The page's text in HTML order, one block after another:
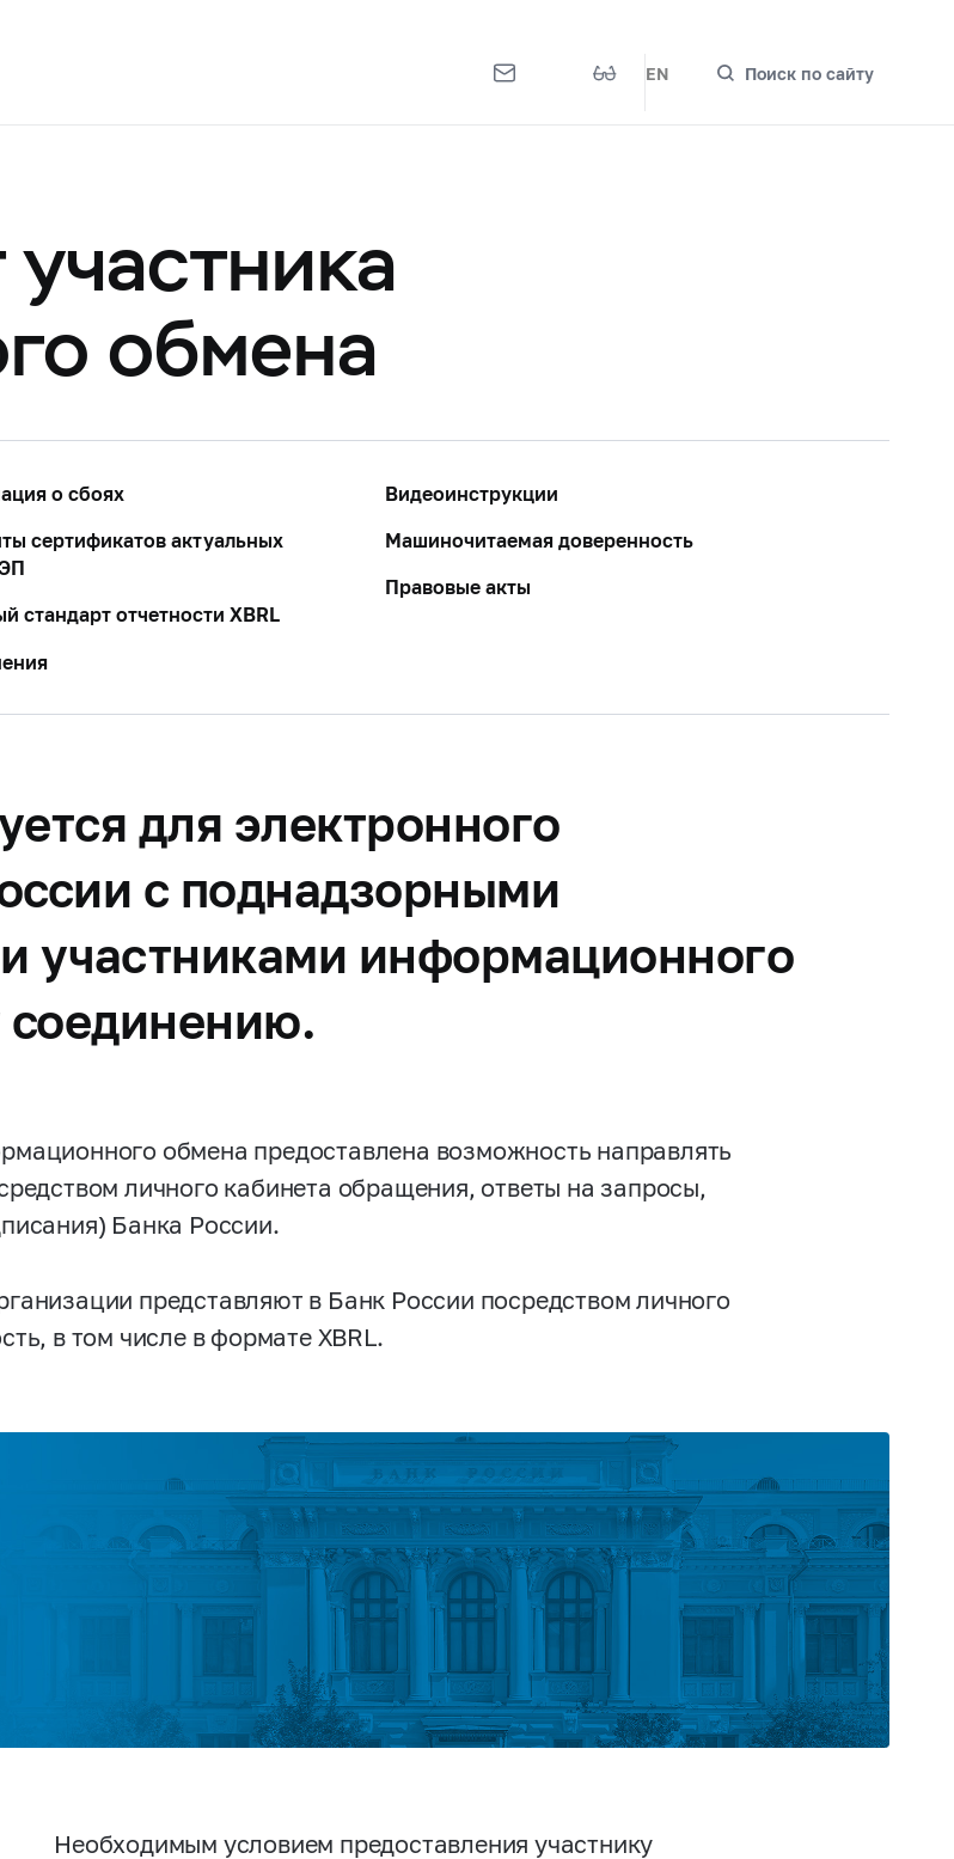
EN Поиск по сайту
обмена
о сбоях
сертификатов актуальных
стандарт отчетности XBRL
Видеоинструкции
Машиночитаемая доверенность
Правовые акты
для электронного
с поднадзорными
участниками информационного
обмена предоставлена возможность направлять
личного кабинета обращения, ответы на запросы,
Банка России.
представляют в Банк России посредством личного
в том числе в формате XBRL.
Необходимым условием предоставления участнику